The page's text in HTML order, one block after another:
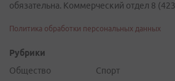
обязательна. Коммерческий отдел 8
Политика обработки персональных данных
Рубрики
Общество
Спорт